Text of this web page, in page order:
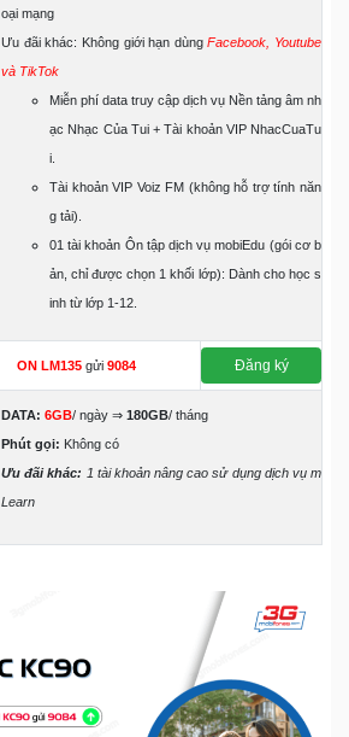
oại mạng
Ưu đãi khác: Không giới hạn dùngFacebook, Youtube
và TikTok
Miễn phí data truy cập dịch vụ Nền tảng âm nh
ạc Nhạc Của Tui + Tài khoản VIP NhacCuaTu
i.
Tài khoản VIP Voiz FM (không hỗ trợ tính năn
g tải).
01 tài khoản Ôn tập dịch vụ mobiEdu (gói cơ b
ản, chỉ được chọn 1 khối lớp): Dành cho học s
inh từ lớp 1-12.
ON LM135 gửi 9084 Đăng ký
DATA: 6GB/ ngày ⇒ 180GB/ tháng
Phút gọi: Không có
Ưu đãi khác: 1 tài khoản nâng cao sử dụng dịch vụ m
Learn